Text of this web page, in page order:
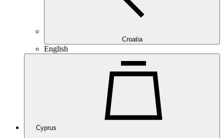
Croatia
English
Cyprus